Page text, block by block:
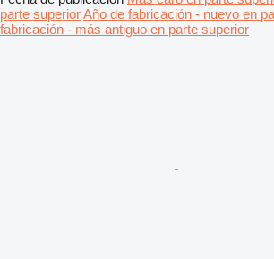
parte superiorAño de fabricación - nuevo en
fabricación - más antiguo en parte superior